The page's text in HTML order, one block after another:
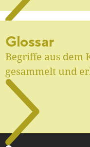
Glossar
Begriffe aus dem
gesammelt und